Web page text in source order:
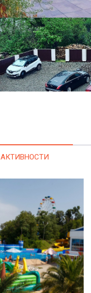
АКТИВНОСТИ